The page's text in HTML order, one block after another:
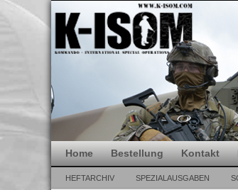
Home Bestellung Kontakt
HEFTARCHIV SPEZIALAUSGABEN